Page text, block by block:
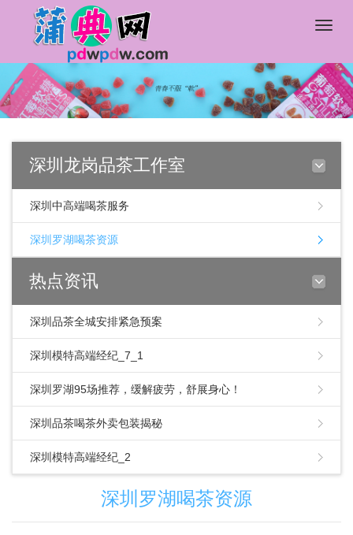
Toggle
深圳龙岗品茶工作室
深圳中高端喝茶服务
深圳罗湖喝茶资源
热点资讯
深圳品茶全城安排紧急预案
深圳模特高端经纪_7_1
深圳罗湖95场推荐，缓解疲劳，舒展身心！
深圳品茶喝茶外卖包装揭秘
深圳模特高端经纪_2
深圳罗湖喝茶资源